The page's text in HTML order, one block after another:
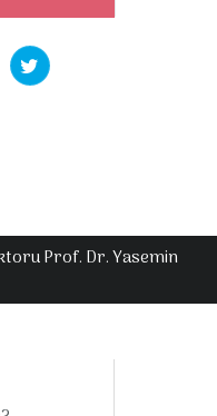
Prof. Dr. Yasemin